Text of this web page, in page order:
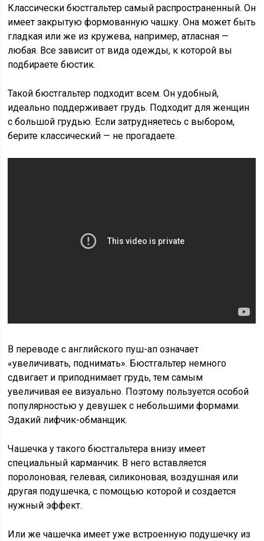
Классически бюстгальтер самый распространенный. Он
имеет закрытую формованную чашку. Она может быть
гладкая или же из кружева, например, атласная —
любая. Все зависит от вида одежды, к которой вы
подбираете бюстик.
Такой бюстгальтер подходит всем. Он удобный,
идеально поддерживает грудь. Подходит для женщин
с большой грудью. Если затрудняетесь с выбором,
берите классический — не прогадаете.
В переводе с английского пуш-ап означает
«увеличивать, поднимать». Бюстгальтер немного
сдвигает и приподнимает грудь, тем самым
увеличивая ее визуально. Поэтому пользуется особой
популярностью у девушек с небольшими формами.
Эдакий лифчик-обманщик.
Чашечка у такого бюстгальтера внизу имеет
специальный карманчик. В него вставляется
поролоновая, гелевая, силиконовая, воздушная или
другая подушечка, с помощью которой и создается
нужный эффект.
Или же чашечка имеет уже встроенную подушечку из